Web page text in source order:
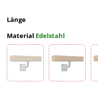
Länge
Material Edelstahl